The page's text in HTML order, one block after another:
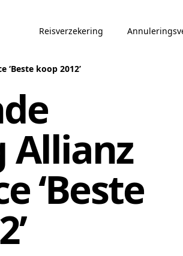
Reisverzekering
koop 2012’
Allianz
‘Beste